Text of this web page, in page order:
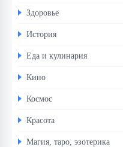
Здоровье
История
Еда и кулинария
Кино
Космос
Красота
Магия, таро, эзотерика